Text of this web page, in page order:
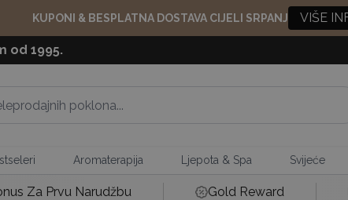
KUPONI & BESPLATNA DOSTAVA CIJELI SRPANJ VIŠE
od 1995.
Aromaterapija Ljepota & Spa Svijeće
Za Prvu Narudžbu Gold Reward